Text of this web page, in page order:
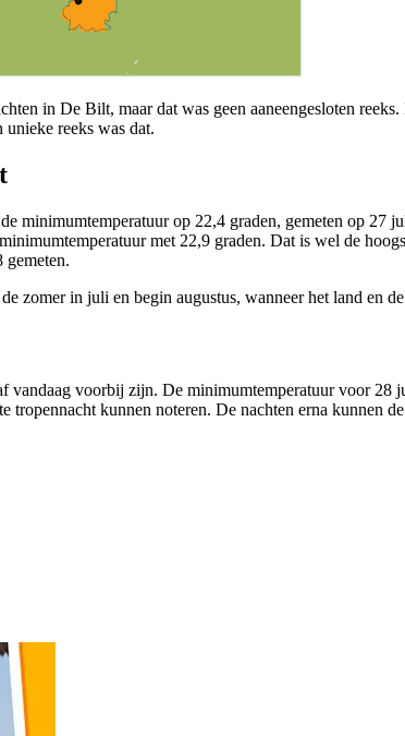
in De Bilt, maar dat was geen aaneengesloten
reeks was dat.
minimumtemperatuur op 22,4 graden, gemeten op 27
met 22,9 graden. Dat is wel de
gemeten.
zomer in juli en begin augustus, wanneer het land en
vandaag voorbij zijn. De minimumtemperatuur voor 28
tropennacht kunnen noteren. De nachten erna kunnen